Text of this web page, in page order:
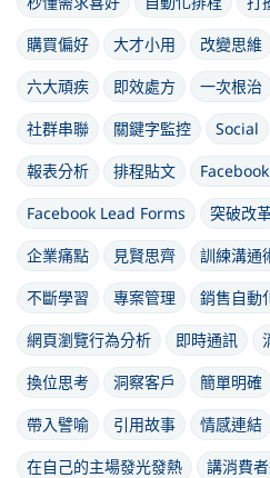
購買偏好
大才小用 改變思維
六大頑疾
即效處方 一次根治
社群串聯
關鍵字監控 Social
報表分析
排程貼文
Facebook Lead Forms
突破改
企業痛點
見賢思齊 訓練溝通
不斷學習
專案管理 銷售自動
網頁瀏覽行為分析
即時通訊
換位思考
洞察客戶 簡單明確
帶入譬喻
引用故事 情感連結
在自己的主場發光發熱
講消費